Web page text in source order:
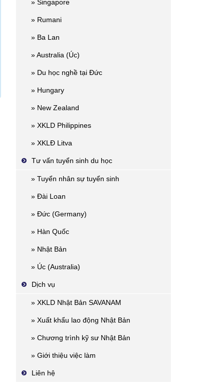
» Singapore
» Rumani
» Ba Lan
» Australia (Úc)
» Du học nghề tại Đức
» Hungary
» New Zealand
» XKLD Philippines
» XKLĐ Litva
Tư vấn tuyển sinh du học
» Tuyển nhân sự tuyển sinh
» Đài Loan
» Đức (Germany)
» Hàn Quốc
» Nhật Bản
» Úc (Australia)
Dịch vụ
» XKLD Nhật Bản SAVANAM
» Xuất khẩu lao động Nhật Bản
» Chương trình kỹ sư Nhật Bản
» Giới thiệu việc làm
Liên hệ